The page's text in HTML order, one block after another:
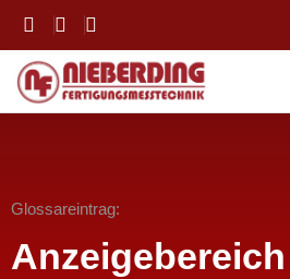
Glossareintrag:
Anzeigebereich